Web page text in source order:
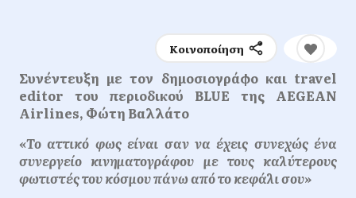
Κοινοποίηση
Συνέντευξη με τον δημοσιογράφο και travel
editor του περιοδικού BLUΕ της AEGEAN
Airlines, Φώτη Βαλλάτο
«Το αττικό φως είναι σαν να έχεις συνεχώς ένα
συνεργείο κινηματογράφου με τους καλύτερους
φωτιστές του κόσμου πάνω από το κεφάλι σου»